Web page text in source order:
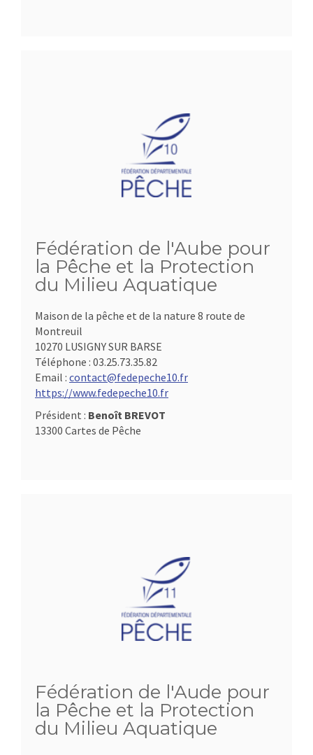
Fédération de l'Aube pour
la Pêche et la Protection
du Milieu Aquatique
Maison de la pêche et de la nature 8 route de
Montreuil
10270 LUSIGNY SUR BARSE
Téléphone : 03.25.73.35.82
Email : contact@fedepeche10.fr
https://www.fedepeche10.fr
Président : Benoît BREVOT
13300 Cartes de Pêche
Fédération de l'Aude pour
la Pêche et la Protection
du Milieu Aquatique